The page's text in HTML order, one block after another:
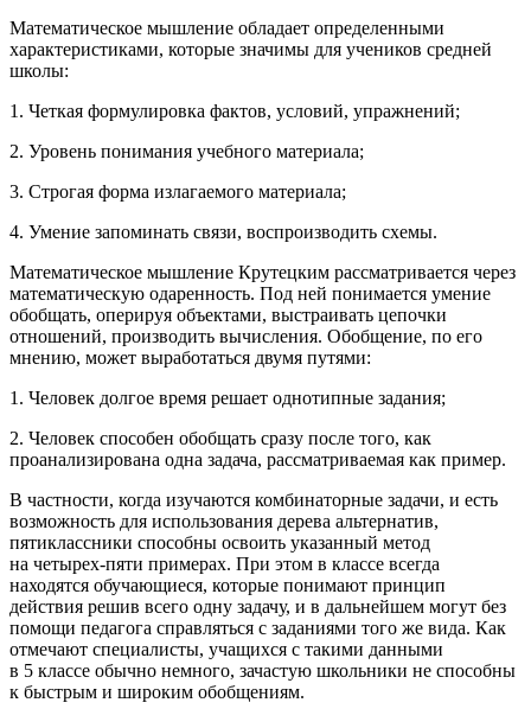
Математическое мышление обладает определенными
характеристиками, которые значимы для учеников средней
школы:
1. Четкая формулировка фактов, условий, упражнений;
2. Уровень понимания учебного материала;
3. Строгая форма излагаемого материала;
4. Умение запоминать связи, воспроизводить схемы.
Математическое мышление Крутецким рассматривается через
математическую одаренность. Под ней понимается умение
обобщать, оперируя объектами, выстраивать цепочки
отношений, производить вычисления. Обобщение, по его
мнению, может выработаться двумя путями:
1. Человек долгое время решает однотипные задания;
2. Человек способен обобщать сразу после того, как
проанализирована одна задача, рассматриваемая как пример.
В частности, когда изучаются комбинаторные задачи, и есть
возможность для использования дерева альтернатив,
пятиклассники способны освоить указанный метод
на четырех-пяти примерах. При этом в классе всегда
находятся обучающиеся, которые понимают принцип
действия решив всего одну задачу, и в дальнейшем могут без
помощи педагога справляться с заданиями того же вида. Как
отмечают специалисты, учащихся с такими данными
в 5 классе обычно немного, зачастую школьники не способны
к быстрым и широким обобщениям.